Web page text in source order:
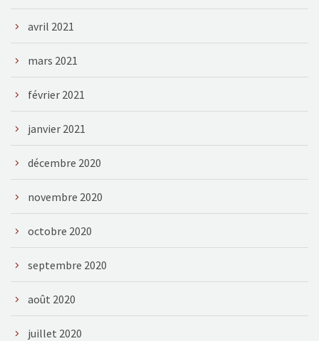
avril 2021
mars 2021
février 2021
janvier 2021
décembre 2020
novembre 2020
octobre 2020
septembre 2020
août 2020
juillet 2020